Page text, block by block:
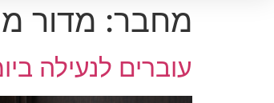
מחבר: מדור
עוברים לנעילה